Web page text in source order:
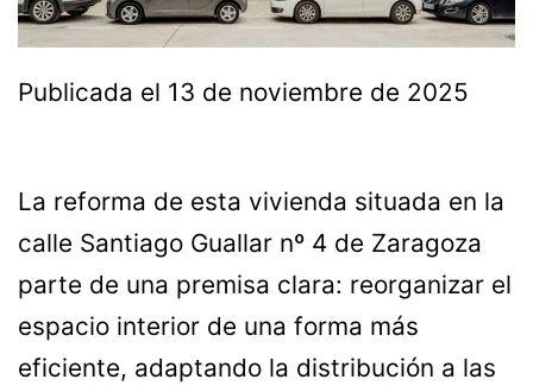
Publicada el 13 de noviembre de 2025
La reforma de esta vivienda situada en la
calle Santiago Guallar nº 4 de Zaragoza
parte de una premisa clara: reorganizar el
espacio interior de una forma más
eficiente, adaptando la distribución a las